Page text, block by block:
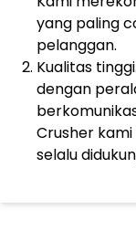
yang paling
pelanggan.
Kualitas
dengan
Crusher
selalu